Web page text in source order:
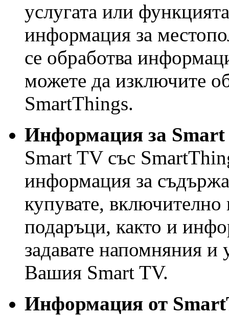
услугата или
информация за
се обработва
можете да изключите
SmartThings.
Информация за
Smart TV със
информация за
купувате, включително
подаръци, както и
задавате напомняния и
Вашия Smart TV.
Информация от